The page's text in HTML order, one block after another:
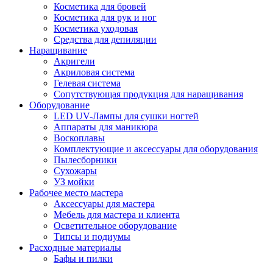
Косметика для бровей
Косметика для рук и ног
Косметика уходовая
Средства для депиляции
Наращивание
Акригели
Акриловая система
Гелевая система
Сопутствующая продукция для наращивания
Оборудование
LED UV-Лампы для сушки ногтей
Аппараты для маникюра
Воскоплавы
Комплектующие и аксессуары для оборудования
Пылесборники
Сухожары
УЗ мойки
Рабочее место мастера
Аксессуары для мастера
Мебель для мастера и клиента
Осветительное оборудование
Типсы и подиумы
Расходные материалы
Бафы и пилки